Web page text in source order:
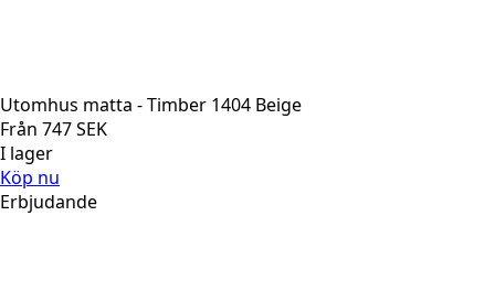
Utomhus matta - Timber 1404 Beige
Från 747SEK
I lager
Köp nu
Erbjudande